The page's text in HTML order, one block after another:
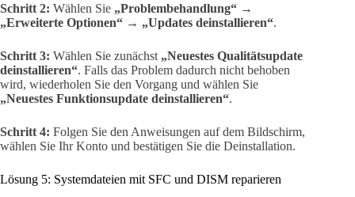
Schritt 2: Wählen Sie „Problembehandlung“ →
„Erweiterte Optionen“ → „Updates deinstallieren“.
Schritt 3: Wählen Sie zunächst „Neuestes Qualitätsupdate
deinstallieren“. Falls das Problem dadurch nicht behoben
wird, wiederholen Sie den Vorgang und wählen Sie
„Neuestes Funktionsupdate deinstallieren“.
Schritt 4: Folgen Sie den Anweisungen auf dem Bildschirm,
wählen Sie Ihr Konto und bestätigen Sie die Deinstallation.
Lösung 5: Systemdateien mit SFC und DISM reparieren